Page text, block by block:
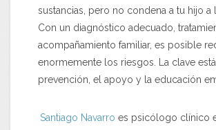
sustancias, pero no condena a tu hijo a
Con un diagnóstico adecuado,
acompañamiento familiar, es posible
enormemente los riesgos. La clave
prevención, el apoyo y la educación
Santiago Navarro es psicólogo clínico